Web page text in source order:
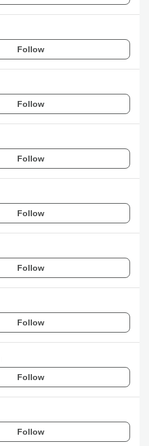
Follow
Follow
Follow
Follow
Follow
Follow
Follow
Follow